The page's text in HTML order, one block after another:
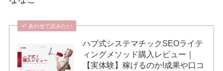
あわせて読みたい
ハブ式システマチックSEOライテ
ィングメソッド購入レビュー｜
【実体験】稼げるのか!成果や口コ